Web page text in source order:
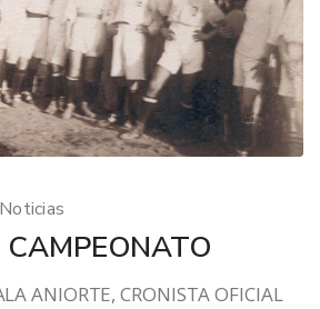
Noticias
ANIORTE, CRONISTA OFICIAL